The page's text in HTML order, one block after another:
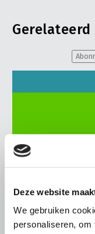
Deze website
We gebruiken
personaliseren,
Gerelateerd